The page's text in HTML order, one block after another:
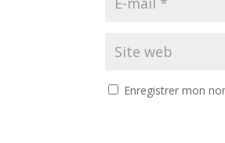
Enregistrer mon